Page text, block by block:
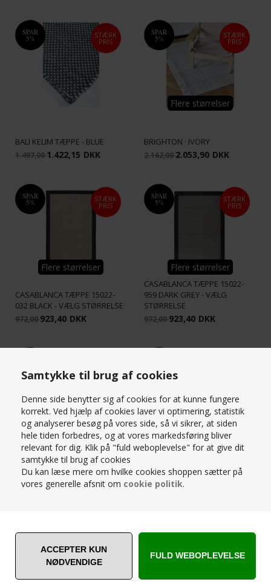
Samtykke til brug af cookies
Denne side benytter sig af cookies for at kunne fungere
korrekt. Ved hjælp af cookies laver vi optimering, statistik
og analyserer besøg på vores side, så vi sikrer, at siden
hele tiden forbedres, og at vores markedsføring bliver
relevant for dig. Klik på "fuld weboplevelse" for at give dit
samtykke til brug af cookies
Du kan læse mere om hvilke cookies shoppen sætter på
vores generelle afsnit om cookie politik.
SPAR
5% STÆRK
PRIS
BALI KELIM TÆPPE - BLUE
1.497,001.422,15 DKK
SPAR
5% STÆRK
PRIS
Flere størrelser
BRIGHTON · IVORY
2.162,002.053,90 DKK
SPAR
5% STÆRK
PRIS
Flere størrelser
CASABLANCA TÆPPE 15022-
032 BLACK - VÆLG STØRRELSE
972,00923,40 DKK
SPAR
5% STÆRK
PRIS
Flere størrelser
CASABLANCA TÆPPE 15022-
959 DARK GREY - VÆLG
STØRRELSE
972,00923,40 DKK
Flere størrelser
CLASSICO TÆPPE WINTHER -
135 X 200 CM
2.021,001.919,95 DKK
Flere størrelser
160 X 230 CM
2.695,002.560,25
PRIS PRIS